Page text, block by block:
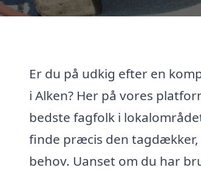
Er du på udkig efter en
i Alken? Her på vores
bedste fagfolk i
finde præcis den
behov. Uanset om du har